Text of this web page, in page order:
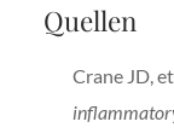
Quellen
Crane JD, et